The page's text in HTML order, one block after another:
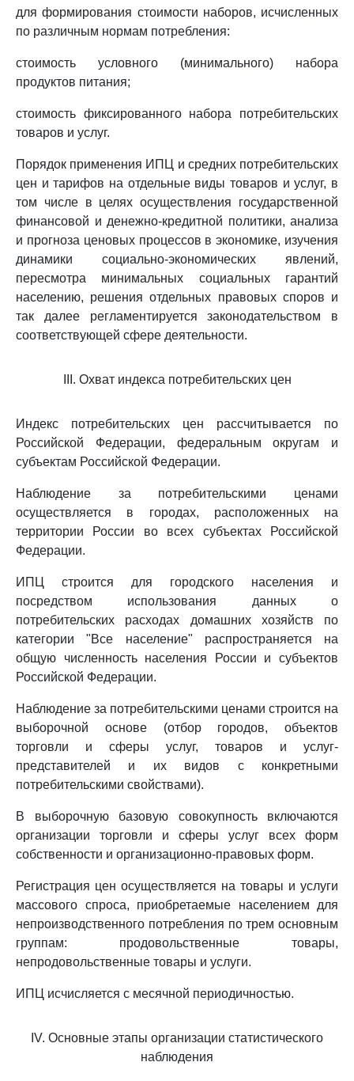
для формирования стоимости наборов, исчисленных
по различным нормам потребления:
стоимость условного (минимального) набора
продуктов питания;
стоимость фиксированного набора потребительских
товаров и услуг.
Порядок применения ИПЦ и средних потребительских
цен и тарифов на отдельные виды товаров и услуг, в
том числе в целях осуществления государственной
финансовой и денежно-кредитной политики, анализа
и прогноза ценовых процессов в экономике, изучения
динамики социально-экономических явлений,
пересмотра минимальных социальных гарантий
населению, решения отдельных правовых споров и
так далее регламентируется законодательством в
соответствующей сфере деятельности.
III. Охват индекса потребительских цен
Индекс потребительских цен рассчитывается по
Российской Федерации, федеральным округам и
субъектам Российской Федерации.
Наблюдение за потребительскими ценами
осуществляется в городах, расположенных на
территории России во всех субъектах Российской
Федерации.
ИПЦ строится для городского населения и
посредством использования данных о
потребительских расходах домашних хозяйств по
категории "Все население" распространяется на
общую численность населения России и субъектов
Российской Федерации.
Наблюдение за потребительскими ценами строится на
выборочной основе (отбор городов, объектов
торговли и сферы услуг, товаров и услуг-
представителей и их видов с конкретными
потребительскими свойствами).
В выборочную базовую совокупность включаются
организации торговли и сферы услуг всех форм
собственности и организационно-правовых форм.
Регистрация цен осуществляется на товары и услуги
массового спроса, приобретаемые населением для
непроизводственного потребления по трем основным
группам: продовольственные товары,
непродовольственные товары и услуги.
ИПЦ исчисляется с месячной периодичностью.
IV. Основные этапы организации статистического
наблюдения